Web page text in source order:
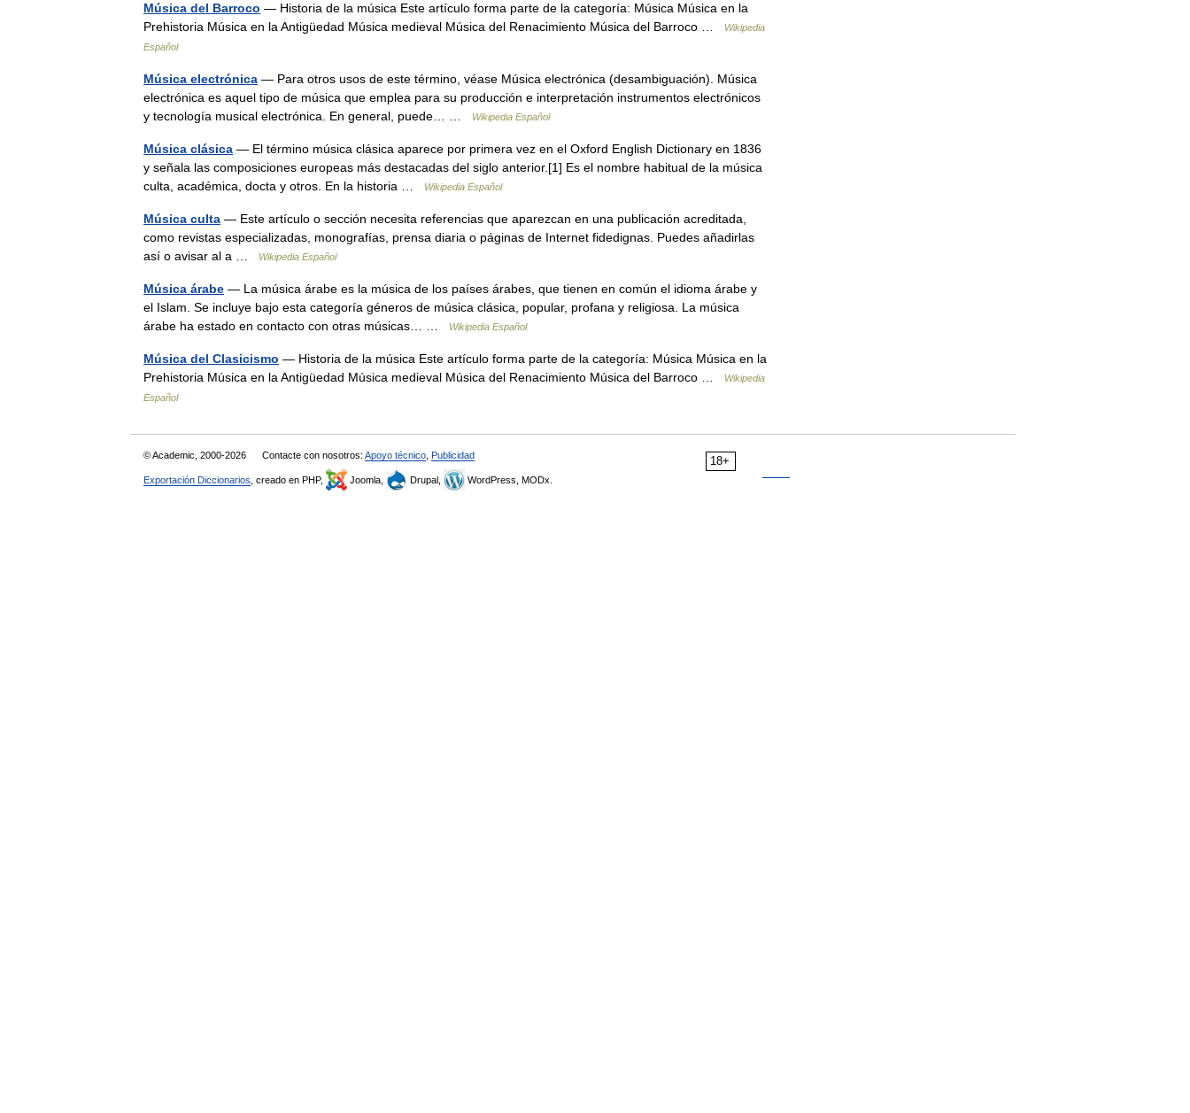
Música del Barroco — Historia de la música Este artículo forma parte de la categoría: Música Música en la
Prehistoria Música en la Antigüedad Música medieval Música del Renacimiento Música del Barroco …
Wikipedia
Español
Música electrónica — Para otros usos de este término, véase Música electrónica (desambiguación). Música
electrónica es aquel tipo de música que emplea para su producción e interpretación instrumentos electrónicos
y tecnología musical electrónica. En general, puede… …
Wikipedia Español
Música clásica — El término música clásica aparece por primera vez en el Oxford English Dictionary en 1836
y señala las composiciones europeas más destacadas del siglo anterior.[1] Es el nombre habitual de la música
culta, académica, docta y otros. En la historia …
Wikipedia Español
Música culta — Este artículo o sección necesita referencias que aparezcan en una publicación acreditada,
como revistas especializadas, monografías, prensa diaria o páginas de Internet fidedignas. Puedes añadirlas
así o avisar al a …
Wikipedia Español
Música árabe — La música árabe es la música de los países árabes, que tienen en común el idioma árabe y
el Islam. Se incluye bajo esta categoría géneros de música clásica, popular, profana y religiosa. La música
árabe ha estado en contacto con otras músicas… …
Wikipedia Español
Música del Clasicismo — Historia de la música Este artículo forma parte de la categoría: Música Música en la
Prehistoria Música en la Antigüedad Música medieval Música del Renacimiento Música del Barroco …
Wikipedia
Español
18+
© Academic, 2000-2026 Contacte con nosotros: Apoyo técnico Publicidad
Exportación Diccionarios , creado en PHP, Joomla, Drupal, WordPress, MODx.